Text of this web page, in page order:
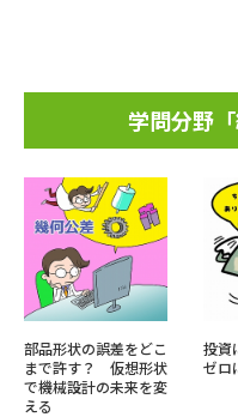
学問分野
部品形状の誤差をどこ
まで許す？ 仮想形状
で機械設計の未来を変
える
投資
ゼロ